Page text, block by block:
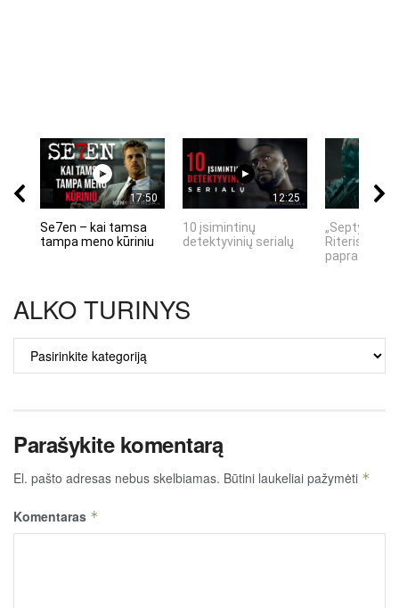
17:50
Se7en – kai tamsa
tampa meno kūriniu
12:25
10 įsimintinų
detektyvinių serialų
„Septynių
Riteris" – kai
ALKO TURINYS
TURINYS
Parašykite komentarą
El. pašto adresas nebus skelbiamas. Būtini laukeliai pažymėti *
Komentaras *